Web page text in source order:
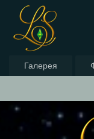
Галерея